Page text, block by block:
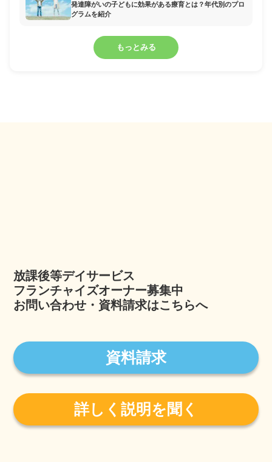
発達障がいの子どもに効果がある療育とは？年代別のプロ
グラムを紹介
もっとみる
放課後等デイサービス
フランチャイズオーナー募集中
お問い合わせ・資料請求はこちらへ
資料請求
詳しく説明を聞く